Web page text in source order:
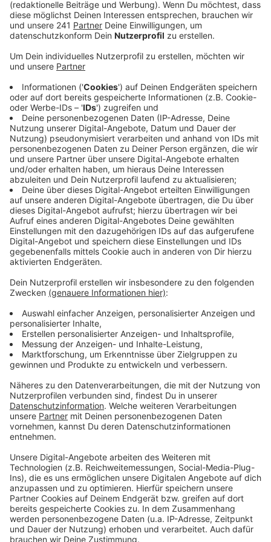
durchgesetzt.
Veröffentlicht:Donnerstag, 20.04.2023 22:43
Anzeige
Damit ist Bayer 04 die letzte deutsche Mannschaft,
die weiterhin in einem europäischen Wettbewerb
vertreten ist. Im Europa Pokal Halbfinale trifft Bayer
Leverkusen im Hin- und Rückspiel am 11. und 18. Mai
auf die AS Rom. In der Bundesliga geht es für die
Werkself bereits am Sonntag mit einem Heimspiel
gegen RB Leipzig weiter, Radio Leverkusen überträgt
die Partie aus der BayArena live ab 17 Uhr live.
Anzeige
Anzeige
Feuerwehreinsatz in Rheindorf
Politik fordert mehr Tempo 30 für Leverkusen
Neue Polizisten für Leverkusen vereidigt
Anzeige
Anzeige